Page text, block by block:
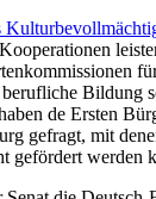
Bildung
de Ersten
gefragt, mit
gefördert werden